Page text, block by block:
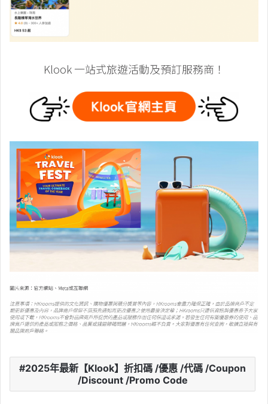
Klook 一站式旅遊活動及預訂服務商！
2025年最新【Klook】折扣碼 /優惠 /代碼 /Coupon
/Discount /Promo Code